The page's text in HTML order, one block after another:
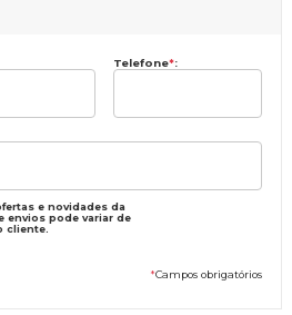
Telefone*:
e novidades da
envios pode variar de
cliente.
*Campos obrigatórios